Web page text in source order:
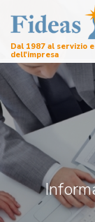
Dal 1987 al servizio
dell'impresa